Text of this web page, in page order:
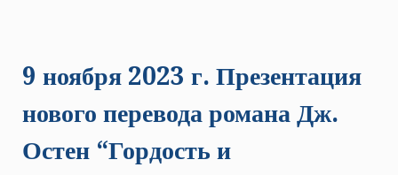
9 ноября 2023 г. Презентация
нового перевода романа Дж.
Остен “Гордость и